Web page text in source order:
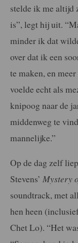
stelde ik me altijd
is”, legt hij uit.
minder ik dat
over dat ik een
te maken, en
voelde echt als
knipoog naar de
middenweg te
mannelijke.”
Op de dag zelf
Stevens’ Mystery
soundtrack, met
hen heen
Chet Lo). “Het